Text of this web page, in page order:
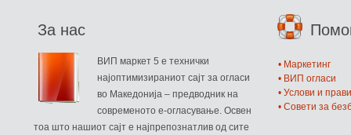
За нас
ВИП маркет 5 е технички
најоптимизираниот сајт за огласи
во Македонија – предводник на
современото е-огласување. Освен
тоа што нашиот сајт е најпрепознатлив од сите
• Маркетинг
• ВИП огласи
• Услови и
• Совети за